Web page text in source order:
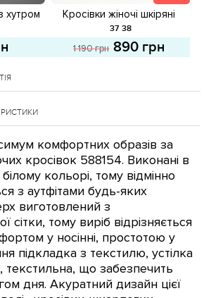
хутром
Кросівки жіночі шкіряні
587866 Чорні розпродаж
37 38
1 190 грн 890 грн
комфортних образів за
кросівок 588154. Виконані в
кольорі, тому відмінно
з аутфітами будь-яких
виготовлений з
сітки, тому виріб відрізняється
у носінні, простотою у
підкладка з текстилю, устілка
текстильна, що забезпечить
дня. Акуратний дизайн цієї